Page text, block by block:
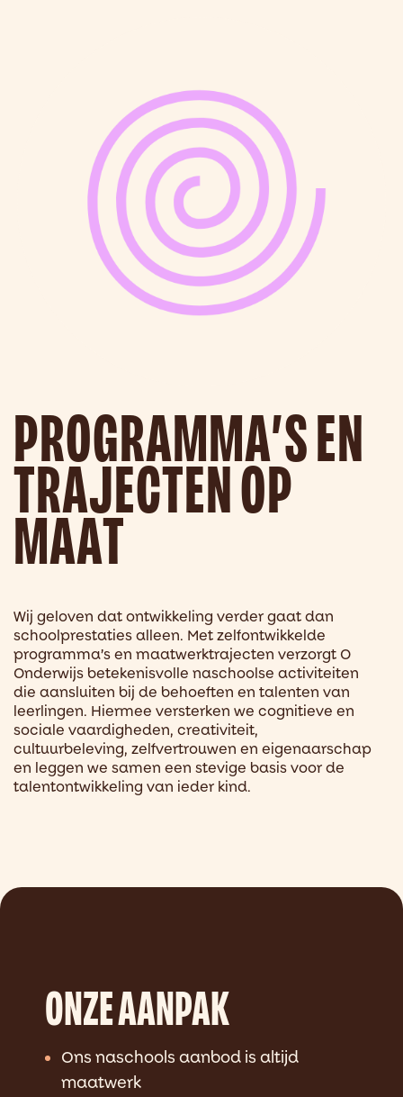
PROGRAMMA’S EN
TRAJECTEN OP
MAAT
Wij geloven dat ontwikkeling verder gaat dan
schoolprestaties alleen. Met zelfontwikkelde
programma’s en maatwerktrajecten verzorgt O
Onderwijs betekenisvolle naschoolse activiteiten
die aansluiten bij de behoeften en talenten van
leerlingen. Hiermee versterken we cognitieve en
sociale vaardigheden, creativiteit,
cultuurbeleving, zelfvertrouwen en eigenaarschap
en leggen we samen een stevige basis voor de
talentontwikkeling van ieder kind.
ONZE AANPAK
Ons naschools aanbod is altijd
maatwerk